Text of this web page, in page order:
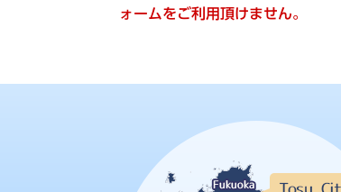
ォームをご利用頂けません。